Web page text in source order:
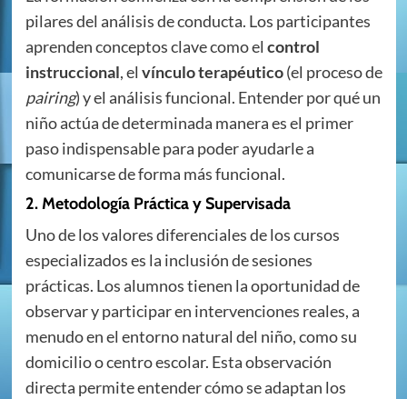
pilares del análisis de conducta. Los participantes
aprenden conceptos clave como el control
instruccional, el vínculo terapéutico(el proceso de
pairing) y el análisis funcional. Entender por qué un
niño actúa de determinada manera es el primer
paso indispensable para poder ayudarle a
comunicarse de forma más funcional.
2. Metodología Práctica y Supervisada
Uno de los valores diferenciales de los cursos
especializados es la inclusión de sesiones
prácticas. Los alumnos tienen la oportunidad de
observar y participar en intervenciones reales, a
menudo en el entorno natural del niño, como su
domicilio o centro escolar. Esta observación
directa permite entender cómo se adaptan los